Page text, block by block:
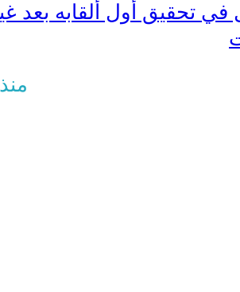
في تحقيق أول ألقابه بعد
منذ 8 سنوات